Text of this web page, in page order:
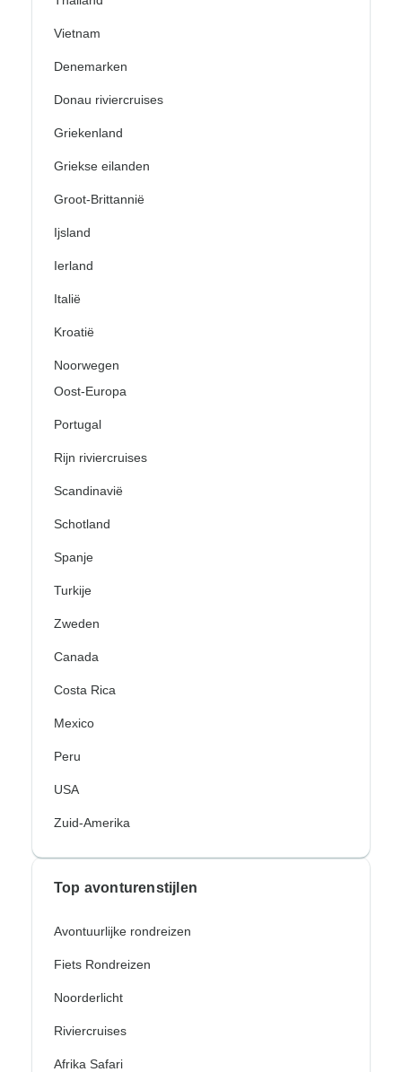
Vietnam
Denemarken
Donau riviercruises
Griekenland
Griekse eilanden
Groot-Brittannië
Ijsland
Ierland
Italië
Kroatië
Noorwegen
Oost-Europa
Portugal
Rijn riviercruises
Scandinavië
Schotland
Spanje
Turkije
Zweden
Canada
Costa Rica
Mexico
Peru
USA
Zuid-Amerika
Top avonturenstijlen
Avontuurlijke rondreizen
Fiets Rondreizen
Noorderlicht
Riviercruises
Afrika Safari